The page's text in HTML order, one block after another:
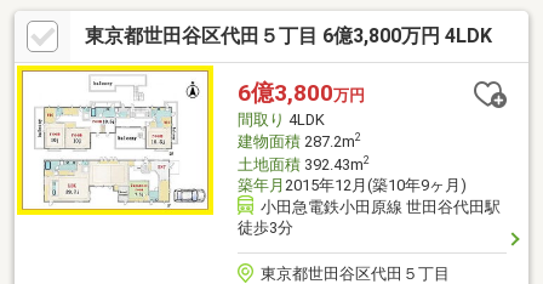
東京都世田谷区代田５丁目 6億3,800万円 4LDK
6億3,800万円
間取り 4LDK
建物面積287.2m2
土地面積392.43m2
築年月 2015年12月(築10年9ヶ月)
小田急電鉄小田原線 世田谷代田駅
徒歩3分
東京都世田谷区代田５丁目